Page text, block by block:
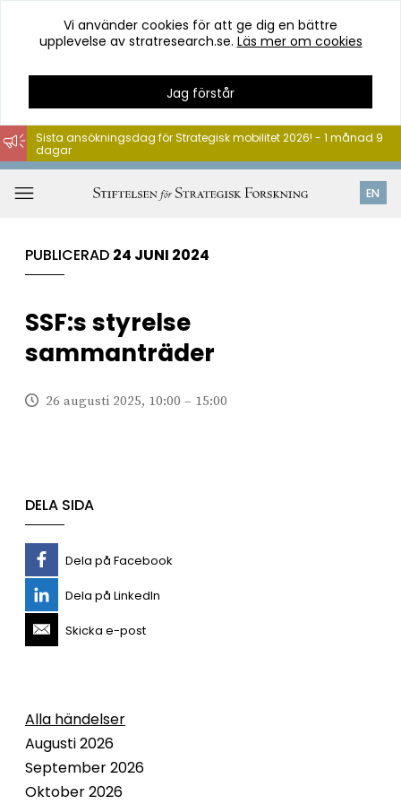
Hoppa
till
innehåll
Vi använder cookies för att ge dig en bättre
upplevelse av stratresearch.se. Läs mer om cookies
Jag förstår
EN
Sista ansökningsdag för Strategisk mobilitet 2026! - 1 månad 9
dagar
PUBLICERAD 24 JUNI 2024
SSF:s styrelse
sammanträder
26 augusti 2025, 10:00 – 15:00
DELA SIDA
Dela på Facebook
Dela på LinkedIn
Skicka e-post
Alla händelser
Augusti 2026
September 2026
Oktober 2026